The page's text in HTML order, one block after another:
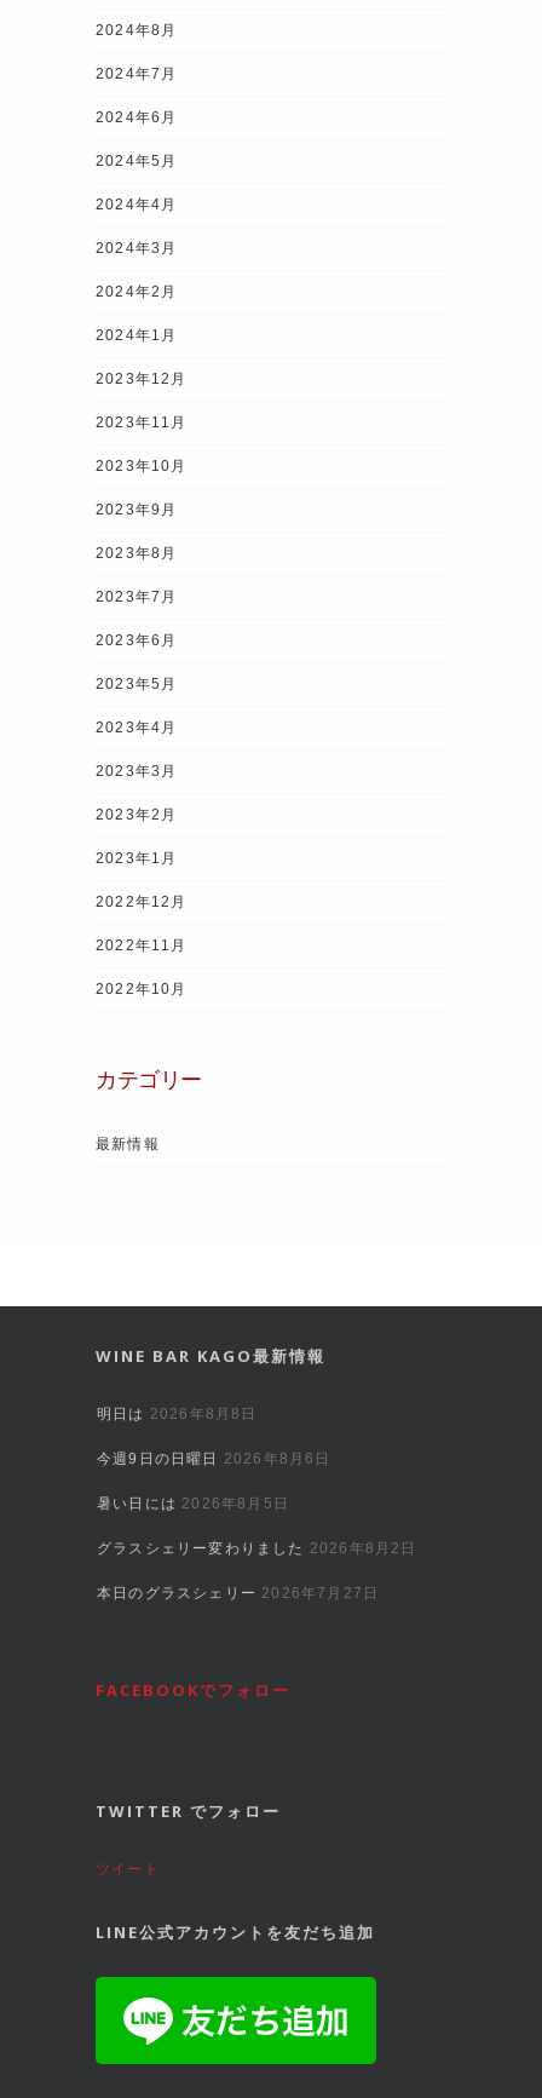
2024年8月
2024年7月
2024年6月
2024年5月
2024年4月
2024年3月
2024年2月
2024年1月
2023年12月
2023年11月
2023年10月
2023年9月
2023年8月
2023年7月
2023年6月
2023年5月
2023年4月
2023年3月
2023年2月
2023年1月
2022年12月
2022年11月
2022年10月
カテゴリー
最新情報
WINE BAR KAGO最新情報
明日は 2026年8月8日
今週9日の日曜日 2026年8月6日
暑い日には 2026年8月5日
グラスシェリー変わりました 2026年8月2日
本日のグラスシェリー 2026年7月27日
FACEBOOKでフォロー
TWITTER でフォロー
ツイート
LINE公式アカウントを友だち追加